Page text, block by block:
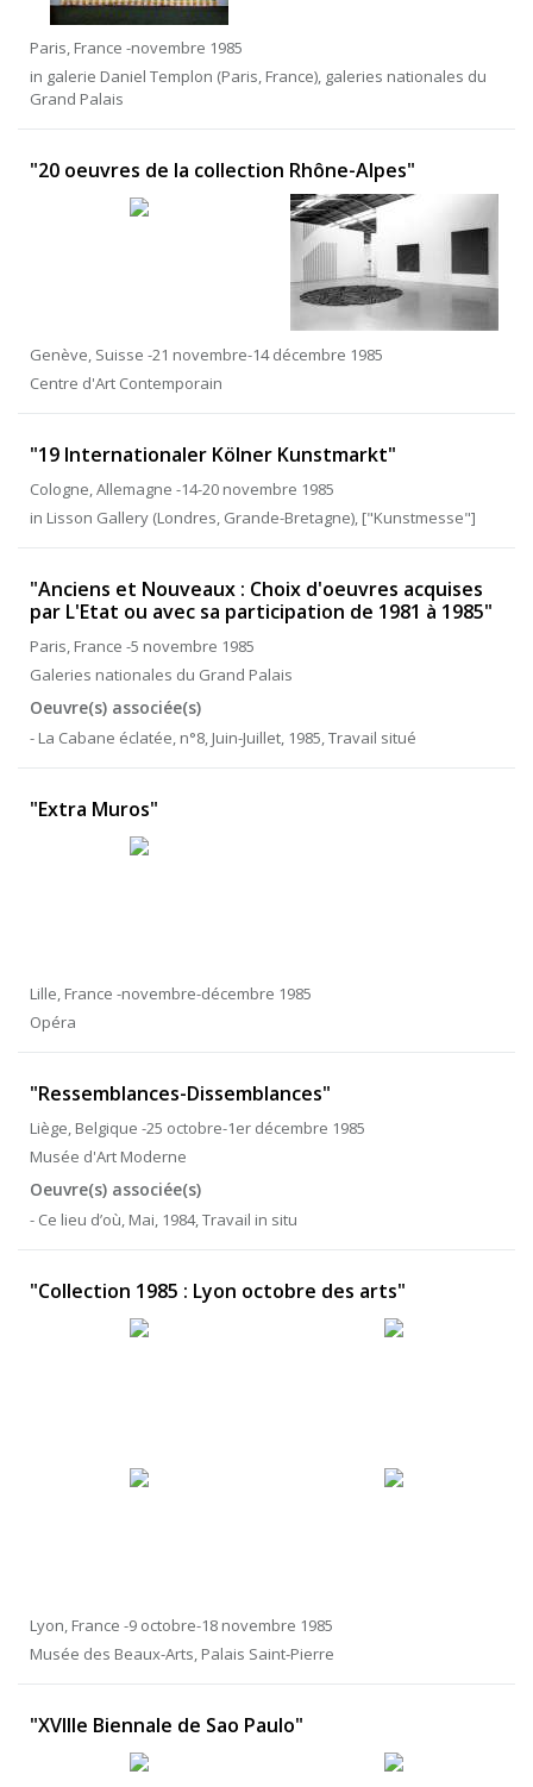
Paris, France -novembre 1985
in galerie Daniel Templon (Paris, France), galeries nationales du
Grand Palais
"20 oeuvres de la collection Rhône-Alpes"
Genève, Suisse -21 novembre-14 décembre 1985
Centre d'Art Contemporain
"19 Internationaler Kölner Kunstmarkt"
Cologne, Allemagne -14-20 novembre 1985
in Lisson Gallery (Londres, Grande-Bretagne), ["Kunstmesse"]
"Anciens et Nouveaux : Choix d'oeuvres acquises
par L'Etat ou avec sa participation de 1981 à 1985"
Paris, France -5 novembre 1985
Galeries nationales du Grand Palais
Oeuvre(s) associée(s)
- La Cabane éclatée, n°8, Juin-Juillet, 1985, Travail situé
"Extra Muros"
Lille, France -novembre-décembre 1985
Opéra
"Ressemblances-Dissemblances"
Liège, Belgique -25 octobre-1er décembre 1985
Musée d'Art Moderne
Oeuvre(s) associée(s)
- Ce lieu d’où, Mai, 1984, Travail in situ
"Collection 1985 : Lyon octobre des arts"
Lyon, France -9 octobre-18 novembre 1985
Musée des Beaux-Arts, Palais Saint-Pierre
"XVIIIe Biennale de Sao Paulo"